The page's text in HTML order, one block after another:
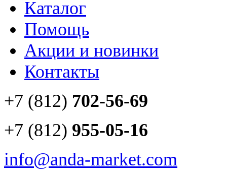
Каталог
Помощь
Акции и новинки
Контакты
+7 (812) 702-56-69
+7 (812) 955-05-16
info@anda-market.com